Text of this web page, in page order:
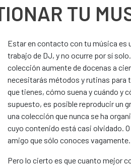
TU
Estar en contacto con tu música es
trabajo de DJ, y no ocurre por sí
colección aumente de docenas a
necesitarás métodos y rutinas para
que tienes, cómo suena y cuándo y
supuesto, es posible reproducir un
una colección que nunca se ha
cuyo contenido está casi olvidado.
amigo que sólo conoces vagamente.
Pero lo cierto es que cuanto mejor